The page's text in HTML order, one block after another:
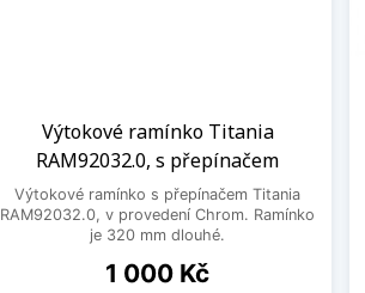
Výtokové ramínko Titania
RAM92032.0, s přepínačem
Výtokové ramínko s přepínačem Titania
RAM92032.0, v provedení Chrom. Ramínko
je 320 mm dlouhé.
Cena
1 000 Kč